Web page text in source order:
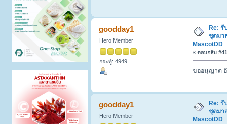
goodday1
Hero Member
กระทู้: 4949
Re: รั
ชุดมา
MascotDD
« ตอบกลับ
ขออนุญาต
goodday1
Hero Member
Re: รั
ชุดมา
MascotDD